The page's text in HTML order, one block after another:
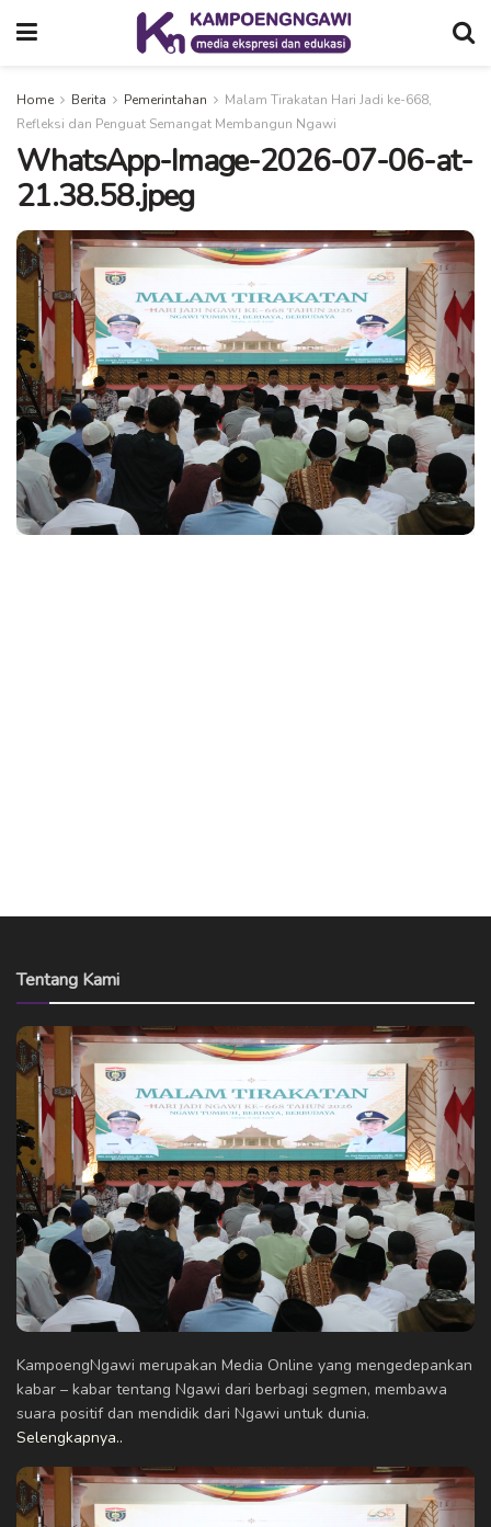
Home Berita Pemerintahan
Malam Tirakatan Hari Jadi ke-668,
Refleksi dan Penguat Semangat Membangun Ngawi
WhatsApp-Image-2026-07-06-at-
21.38.58.jpeg
Tentang Kami
KampoengNgawi merupakan Media Online yang mengedepankan
kabar – kabar tentang Ngawi dari berbagi segmen, membawa
suara positif dan mendidik dari Ngawi untuk dunia.
Selengkapnya..